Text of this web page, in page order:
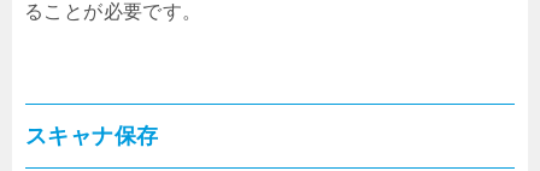
ることが必要です。
スキャナ保存